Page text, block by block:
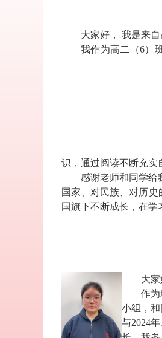
大家好， 我是来自
我作为高二（6）
识，通过阅读不断充实
感谢老师和同学给
国家、对民族、对历
国旗下不断成长，在学
大
作为
小组，
与2024年